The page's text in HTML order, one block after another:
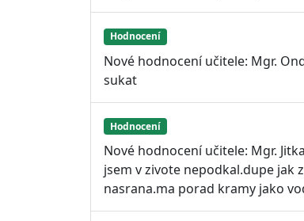
Hodnocení
Nové hodnocení učitele: Mgr.
sukat
Hodnocení
Nové hodnocení učitele: Mgr.
jsem v zivote nepodkal.dupe jak
nasrana.ma porad kramy jako